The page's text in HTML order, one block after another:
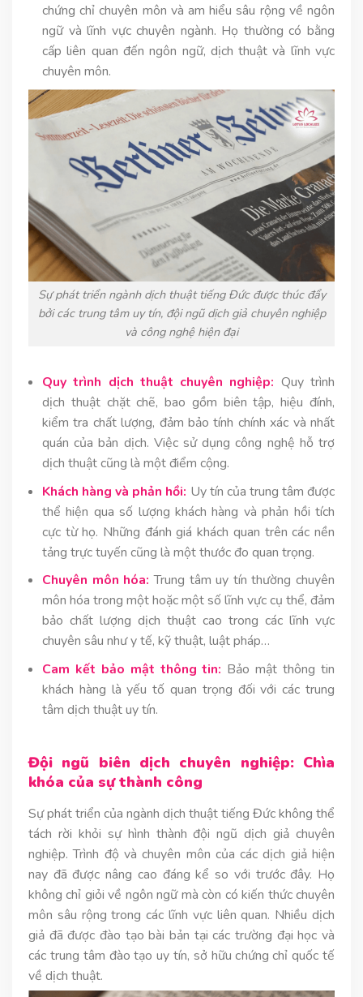
chứng chỉ chuyên môn và am hiểu sâu rộng về ngôn
ngữ và lĩnh vực chuyên ngành. Họ thường có bằng
cấp liên quan đến ngôn ngữ, dịch thuật và lĩnh vực
chuyên môn.
Sự phát triển ngành dịch thuật tiếng Đức được thúc đẩy
bởi các trung tâm uy tín, đội ngũ dịch giả chuyên nghiệp
và công nghệ hiện đại
Quy trình dịch thuật chuyên nghiệp: Quy trình
dịch thuật chặt chẽ, bao gồm biên tập, hiệu đính,
kiểm tra chất lượng, đảm bảo tính chính xác và nhất
quán của bản dịch. Việc sử dụng công nghệ hỗ trợ
dịch thuật cũng là một điểm cộng.
Khách hàng và phản hồi: Uy tín của trung tâm được
thể hiện qua số lượng khách hàng và phản hồi tích
cực từ họ. Những đánh giá khách quan trên các nền
tảng trực tuyến cũng là một thước đo quan trọng.
Chuyên môn hóa: Trung tâm uy tín thường chuyên
môn hóa trong một hoặc một số lĩnh vực cụ thể, đảm
bảo chất lượng dịch thuật cao trong các lĩnh vực
chuyên sâu như y tế, kỹ thuật, luật pháp…
Cam kết bảo mật thông tin: Bảo mật thông tin
khách hàng là yếu tố quan trọng đối với các trung
tâm dịch thuật uy tín.
Đội ngũ biên dịch chuyên nghiệp: Chìa
khóa của sự thành công
Sự phát triển của ngành dịch thuật tiếng Đức không thể
tách rời khỏi sự hình thành đội ngũ dịch giả chuyên
nghiệp. Trình độ và chuyên môn của các dịch giả hiện
nay đã được nâng cao đáng kể so với trước đây. Họ
không chỉ giỏi về ngôn ngữ mà còn có kiến thức chuyên
môn sâu rộng trong các lĩnh vực liên quan. Nhiều dịch
giả đã được đào tạo bài bản tại các trường đại học và
các trung tâm đào tạo uy tín, sở hữu chứng chỉ quốc tế
về dịch thuật.